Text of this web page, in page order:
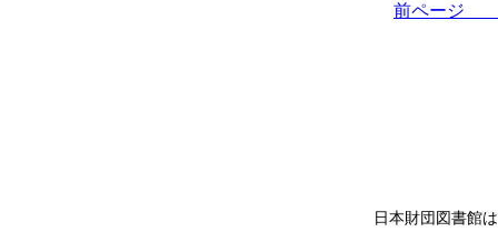
前ペー
日本財団図書館